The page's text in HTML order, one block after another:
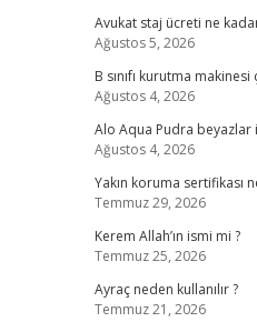
Avukat staj ücreti ne
Ağustos 5, 2026
B sınıfı kurutma
Ağustos 4, 2026
Alo Aqua Pudra beyazlar
Ağustos 4, 2026
Yakın koruma sertifikası
Temmuz 29, 2026
Kerem Allah’ın ismi mi ?
Temmuz 25, 2026
Ayraç neden kullanılır ?
Temmuz 21, 2026